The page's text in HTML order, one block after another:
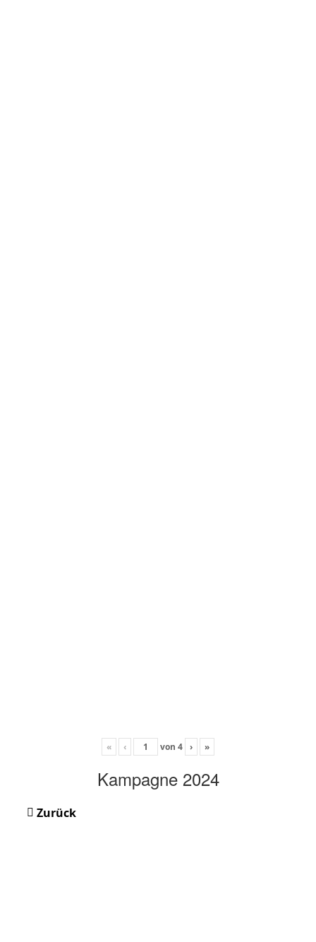
« ‹ von 4 › »
Kampagne 2024
Zurück